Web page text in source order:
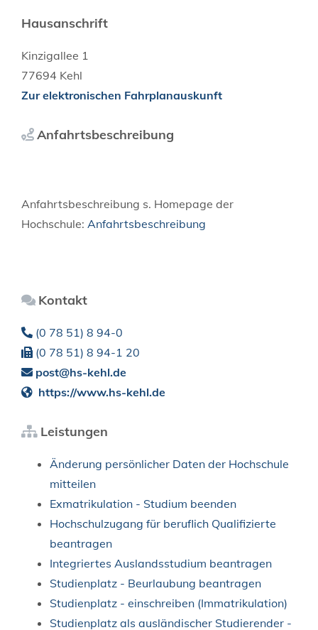
Hausanschrift
Kinzigallee 1
77694 Kehl
Zur elektronischen Fahrplanauskunft
Anfahrtsbeschreibung
Anfahrtsbeschreibung s. Homepage der
Hochschule: Anfahrtsbeschreibung
Kontakt
(0 78 51) 8 94-0
(0 78 51) 8 94-1 20
post@hs-kehl.de
https://www.hs-kehl.de
Leistungen
Änderung persönlicher Daten der Hochschule
mitteilen
Exmatrikulation - Studium beenden
Hochschulzugang für beruflich Qualifizierte
beantragen
Integriertes Auslandsstudium beantragen
Studienplatz - Beurlaubung beantragen
Studienplatz - einschreiben (Immatrikulation)
Studienplatz als ausländischer Studierender -